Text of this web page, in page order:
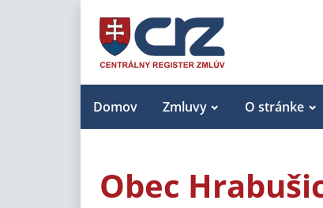
Domov Zmluvy O stránke
Obec